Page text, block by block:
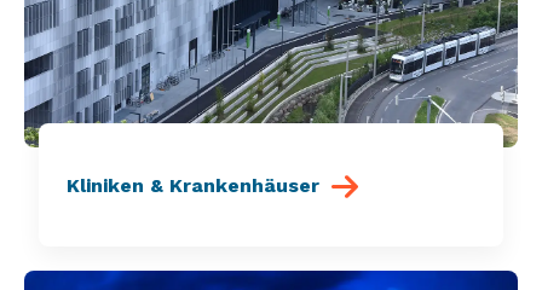
Kliniken & Krankenhäuser